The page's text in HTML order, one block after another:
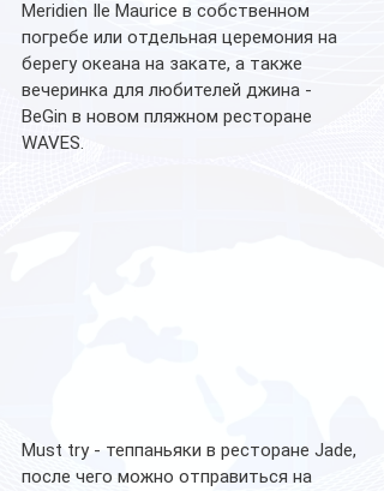
Meridien Ile Maurice в собственном
погребе или отдельная церемония на
берегу океана на закате, а также
вечеринка для любителей джина -
BeGin в новом пляжном ресторане
WAVES.
Must try - теппаньяки в ресторане Jade,
после чего можно отправиться на